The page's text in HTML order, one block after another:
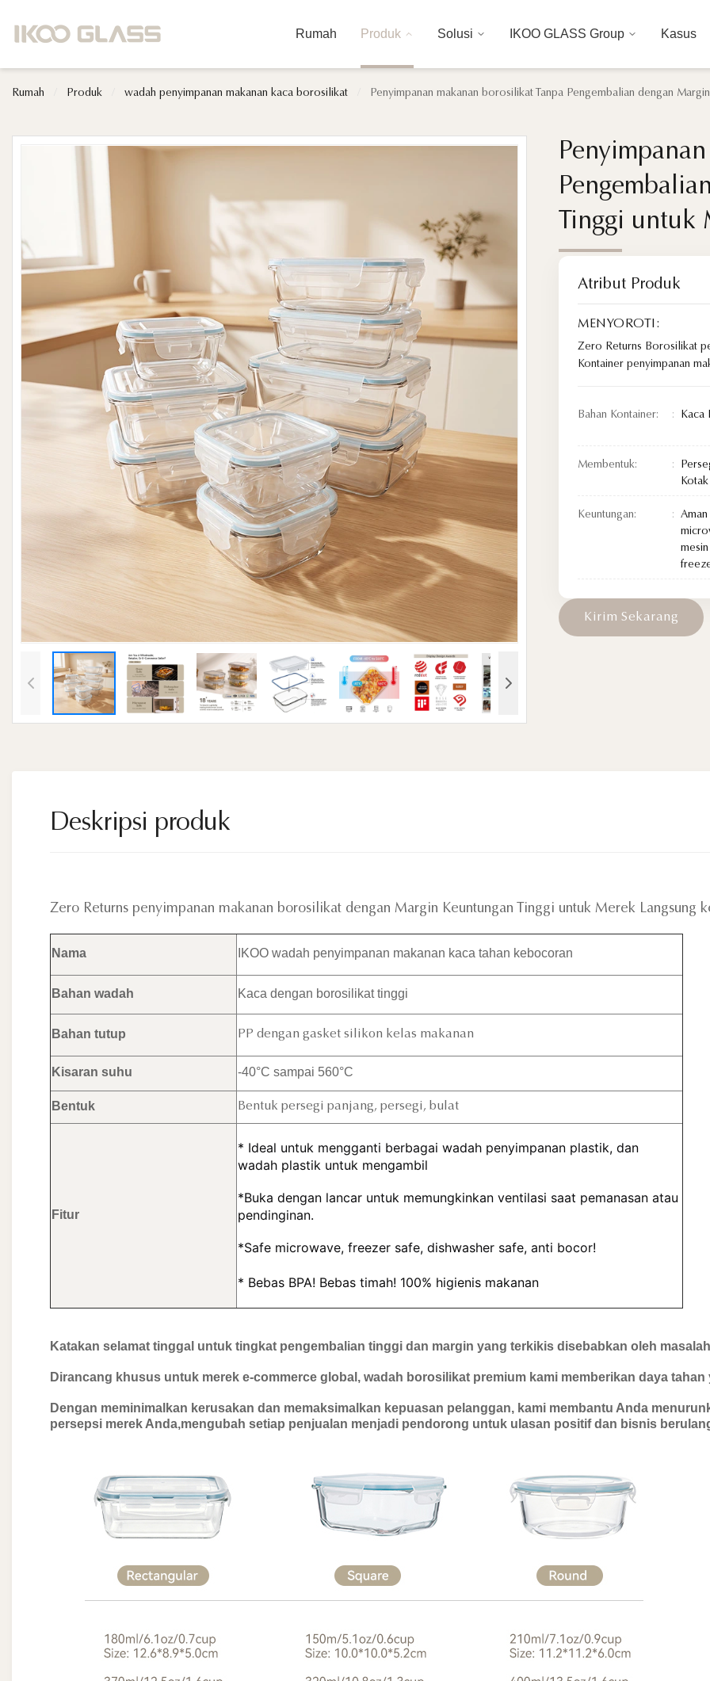
Rumah Produk Solusi IKOO GLASS Group Kasus
Rumah Produk wadah penyimpanan makanan kaca borosilikat Penyimpanan makanan borosilikat Tanpa Pengembalian dengan
Tinggi untuk
Tinggi untuk
Atribut Produk
MENYOROTI:
Zero Returns Borosilikat
Kontainer penyimpanan
Bahan Kontainer: Kaca
Membentuk:
Kotak
Keuntungan:
Aman
Kirim Se karang
Deskripsi produk
Zero Returns penyimpanan makanan borosilikat dengan Margin Keuntungan Tinggi untuk Merek Langsung
Nama IKOO wadah penyimpanan makanan kaca tahan kebocoran
Bahan wadah Kaca dengan borosilikat tinggi
Bahan tutup PP dengan gasket silikon kelas makanan
Kisaran suhu -40°C sampai 560°C
Bentuk Bentuk persegi panjang, persegi, bulat
Fitur
* Ideal untuk mengganti berbagai wadah penyimpanan plastik, dan
wadah plastik untuk mengambil
*Buka dengan lancar untuk memungkinkan ventilasi saat pemanasan atau
pendinginan.
*Safe microwave, freezer safe, dishwasher safe, anti bocor!
* Bebas BPA! Bebas timah! 100% higienis makanan
Katakan selamat tinggal untuk tingkat pengembalian tinggi dan margin yang terkikis disebabkan oleh
Dirancang khusus untuk merek e-commerce global, wadah borosilikat premium kami memberikan daya
Dengan meminimalkan kerusakan dan memaksimalkan kepuasan pelanggan, kami membantu Anda
persepsi merek Anda,mengubah setiap penjualan menjadi pendorong untuk ulasan positif dan bisnis